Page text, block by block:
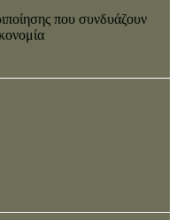
που συνδυάζουν